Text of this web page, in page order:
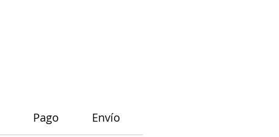
Pago Envío